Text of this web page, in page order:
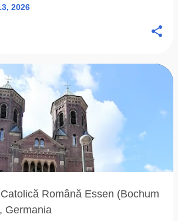
2026
Română Essen (Bochum
Germania